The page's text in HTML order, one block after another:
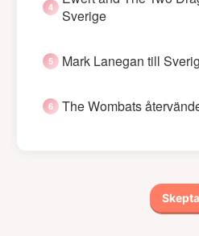
Sverige
Mark Lanegan till
The Wombats
Skepta